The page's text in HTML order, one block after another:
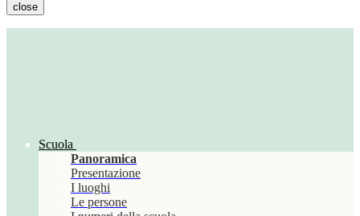
close
Scuola
Panoramica
Presentazione
I luoghi
Le persone